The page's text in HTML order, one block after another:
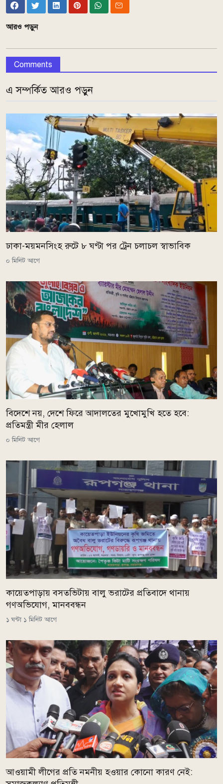
আরও পড়ুন
Comments
এ সম্পর্কিত আরও পড়ুন
ঢাকা-ময়মনসিংহ রুটে ৮ ঘণ্টা পর ট্রেন চলাচল স্বাভাবিক
০ মিনিট আগে
বিদেশে নয়, দেশে ফিরে আদালতের মুখোমুখি হতে হবে:
প্রতিমন্ত্রী মীর হেলাল
০ মিনিট আগে
কায়েতপাড়ায় বসতভিটায় বালু ভরাটের প্রতিবাদে থানায়
গণঅভিযোগ, মানববন্ধন
১ ঘন্টা ১ মিনিট আগে
আওয়ামী লীগের প্রতি নমনীয় হওয়ার কোনো কারণ নেই: